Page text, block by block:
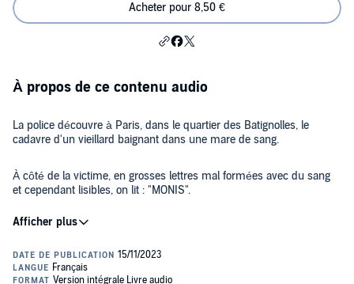
Acheter pour 8,50 €
À propos de ce contenu audio
La police découvre à Paris, dans le quartier des Batignolles, le
cadavre d'un vieillard baignant dans une mare de sang.
À côté de la victime, en grosses lettres mal formées avec du sang
et cependant lisibles, on lit : "MONIS".
Les soupçons se portent rapidement sur le neveu du vieil homme,
et qui devait hériter d'une grande fortune au décès de son oncle.